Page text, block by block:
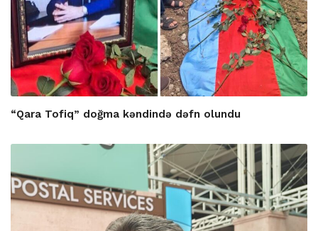
“Qara Tofiq” doğma kəndində dəfn olundu